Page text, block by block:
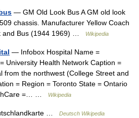
— GM Old Look Bus A GM old look
chassis. Manufacturer Yellow Coach
and Bus (1944 1969) …
Wikipedia
— Infobox Hospital Name =
University Health Network Caption =
from the northwest (College Street and
= Region = Toronto State = Ontario
=… …
Wikipedia
… Deutsch Wikipedia